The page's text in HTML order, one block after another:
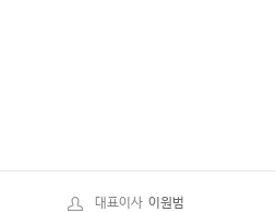
대표이사 이원범